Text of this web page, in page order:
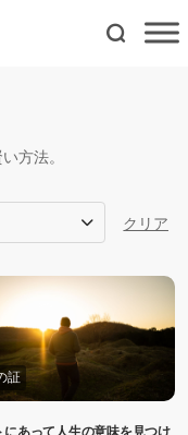
方法。
クリア
証
にあって人生の意味を見つけ